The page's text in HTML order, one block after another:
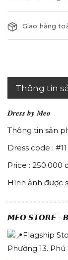
Giao hàng
Thông tin
𝑫𝒓𝒆𝒔𝒔 𝒃𝒚 𝑴𝒆𝒐
Thông tin sản
Dress code : #11
Price : 250.000
Hình ảnh được
𝙈𝙀𝙊 𝙎𝙏𝙊𝙍𝙀 -
Flagship
Phường 13.